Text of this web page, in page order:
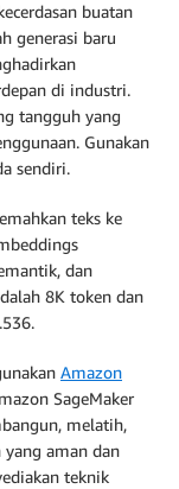
buatan
generasi baru
di industri.
tangguh yang
Gunakan
sendiri.
teks ke
dan
8K token dan
Amazon
SageMaker
melatih,
aman dan
teknik